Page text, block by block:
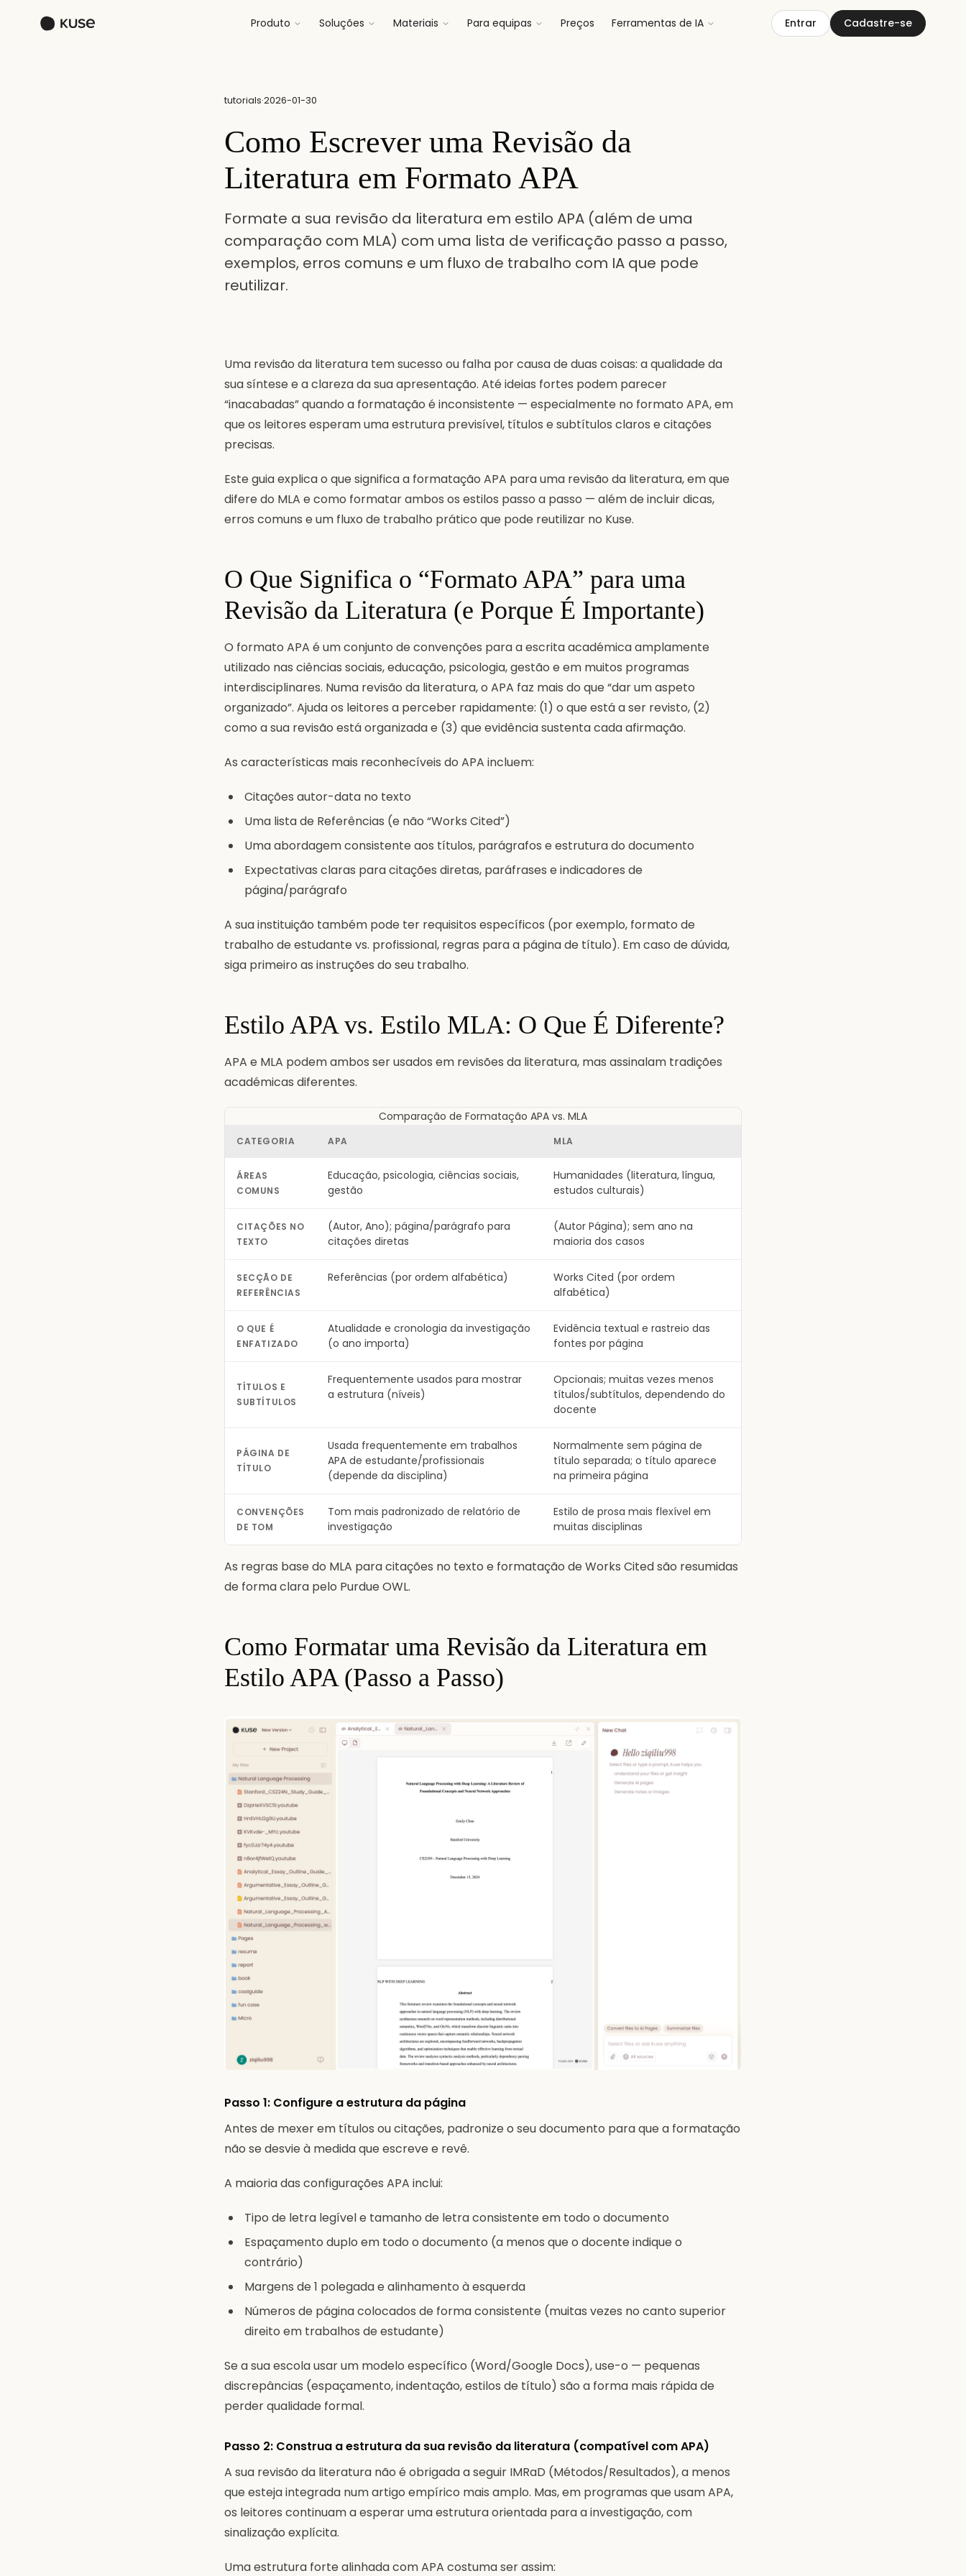
Produto Soluções Materiais Para equipas Preços Ferramentas de IA Entrar Cadastre-se
tutorials·2026-01-30
Como Escrever uma Revisão da
Literatura em Formato APA
Formate a sua revisão da literatura em estilo APA (além de uma
comparação com MLA) com uma lista de verificação passo a passo,
exemplos, erros comuns e um fluxo de trabalho com IA que pode
reutilizar.
Uma revisão da literatura tem sucesso ou falha por causa de duas coisas: a qualidade da
sua síntese e a clareza da sua apresentação. Até ideias fortes podem parecer
“inacabadas” quando a formatação é inconsistente — especialmente no formato APA, em
que os leitores esperam uma estrutura previsível, títulos e subtítulos claros e citações
precisas.
Este guia explica o que significa a formatação APA para uma revisão da literatura, em que
difere do MLA e como formatar ambos os estilos passo a passo — além de incluir dicas,
erros comuns e um fluxo de trabalho prático que pode reutilizar no Kuse.
O Que Significa o “Formato APA” para uma
Revisão da Literatura (e Porque É Importante)
O formato APA é um conjunto de convenções para a escrita académica amplamente
utilizado nas ciências sociais, educação, psicologia, gestão e em muitos programas
interdisciplinares. Numa revisão da literatura, o APA faz mais do que “dar um aspeto
organizado”. Ajuda os leitores a perceber rapidamente: (1) o que está a ser revisto, (2)
como a sua revisão está organizada e (3) que evidência sustenta cada afirmação.
As características mais reconhecíveis do APA incluem:
Citações autor-data no texto
Uma lista de Referências (e não “Works Cited”)
Uma abordagem consistente aos títulos, parágrafos e estrutura do documento
Expectativas claras para citações diretas, paráfrases e indicadores de
página/parágrafo
A sua instituição também pode ter requisitos específicos (por exemplo, formato de
trabalho de estudante vs. profissional, regras para a página de título). Em caso de dúvida,
siga primeiro as instruções do seu trabalho.
Estilo APA vs. Estilo MLA: O Que É Diferente?
APA e MLA podem ambos ser usados em revisões da literatura, mas assinalam tradições
académicas diferentes.
Comparação de Formatação APA vs. MLA
CATEGORIA APA MLA
ÁREAS
COMUNS
Educação, psicologia, ciências sociais,
gestão
Humanidades (literatura, língua,
estudos culturais)
CITAÇÕES NO
TEXTO
(Autor, Ano); página/parágrafo para
citações diretas
(Autor Página); sem ano na
maioria dos casos
SECÇÃO DE
REFERÊNCIAS
Referências (por ordem alfabética)
Works Cited (por ordem
alfabética)
O QUE É
ENFATIZADO
Atualidade e cronologia da investigação
(o ano importa)
Evidência textual e rastreio das
fontes por página
TÍTULOS E
SUBTÍTULOS
Frequentemente usados para mostrar
a estrutura (níveis)
Opcionais; muitas vezes menos
títulos/subtítulos, dependendo do
docente
PÁGINA DE
TÍTULO
Usada frequentemente em trabalhos
APA de estudante/profissionais
(depende da disciplina)
Normalmente sem página de
título separada; o título aparece
na primeira página
CONVENÇÕES
DE TOM
Tom mais padronizado de relatório de
investigação
Estilo de prosa mais flexível em
muitas disciplinas
As regras base do MLA para citações no texto e formatação de Works Cited são resumidas
de forma clara pelo Purdue OWL.
Como Formatar uma Revisão da Literatura em
Estilo APA (Passo a Passo)
Passo 1: Configure a estrutura da página
Antes de mexer em títulos ou citações, padronize o seu documento para que a formatação
não se desvie à medida que escreve e revê.
A maioria das configurações APA inclui:
Tipo de letra legível e tamanho de letra consistente em todo o documento
Espaçamento duplo em todo o documento (a menos que o docente indique o
contrário)
Margens de 1 polegada e alinhamento à esquerda
Números de página colocados de forma consistente (muitas vezes no canto superior
direito em trabalhos de estudante)
Se a sua escola usar um modelo específico (Word/Google Docs), use-o — pequenas
discrepâncias (espaçamento, indentação, estilos de título) são a forma mais rápida de
perder qualidade formal.
Passo 2: Construa a estrutura da sua revisão da literatura (compatível com APA)
A sua revisão da literatura não é obrigada a seguir IMRaD (Métodos/Resultados), a menos
que esteja integrada num artigo empírico mais amplo. Mas, em programas que usam APA,
os leitores continuam a esperar uma estrutura orientada para a investigação, com
sinalização explícita.
Uma estrutura forte alinhada com APA costuma ser assim: